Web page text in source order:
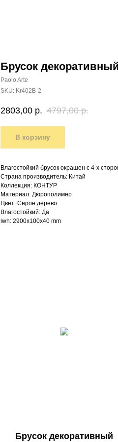
Брусок
Paolo Arte
SKU: Kr402B-2
2803,00 р. 4797,00 р.
В корзину
Влагостойкий брусок окрашен с 4-х
Страна производитель: Китай
Коллекция: КОНТУР
Материал: Дюрополимер
Цвет: Серое дерево
Влагостойкий: Да
lwh: 2900x100x40 mm
Брусок декоративный